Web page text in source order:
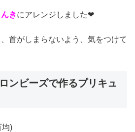
きにアレンジしました❤
首がしまらないよう、気をつけて
ンビーズで作るプリキュ
均)